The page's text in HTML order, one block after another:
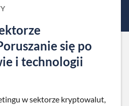
się po
i technologii
w sektorze kryptowalut,